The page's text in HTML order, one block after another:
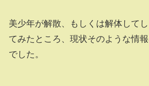
美少年が解散、もしくは解体して
てみたところ、現状そのような情
でした。